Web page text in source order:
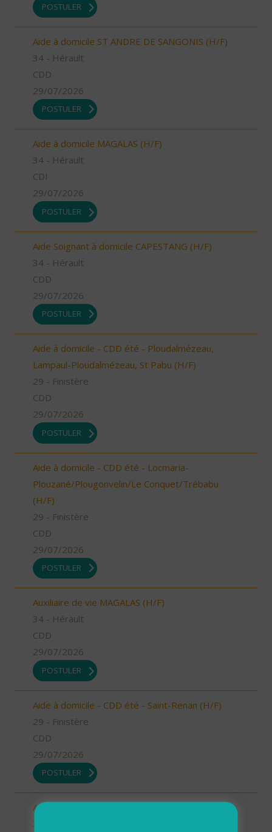
POSTULER
Aide à domicile ST ANDRE DE SANGONIS (H/F)
34 - Hérault
CDD
29/07/2026
POSTULER
Aide à domicile MAGALAS (H/F)
34 - Hérault
CDI
29/07/2026
POSTULER
Aide Soignant à domicile CAPESTANG (H/F)
34 - Hérault
CDD
29/07/2026
POSTULER
Aide à domicile - CDD été - Ploudalmézeau,
Lampaul-Ploudalmézeau, St Pabu (H/F)
29 - Finistère
CDD
29/07/2026
POSTULER
Aide à domicile - CDD été - Locmaria-
Plouzané/Plougonvelin/Le Conquet/Trébabu
(H/F)
29 - Finistère
CDD
29/07/2026
POSTULER
Auxiliaire de vie MAGALAS (H/F)
34 - Hérault
CDD
29/07/2026
POSTULER
Aide à domicile - CDD été - Saint-Renan (H/F)
29 - Finistère
CDD
29/07/2026
POSTULER
Aide à domicile BEZIERS (H/F)